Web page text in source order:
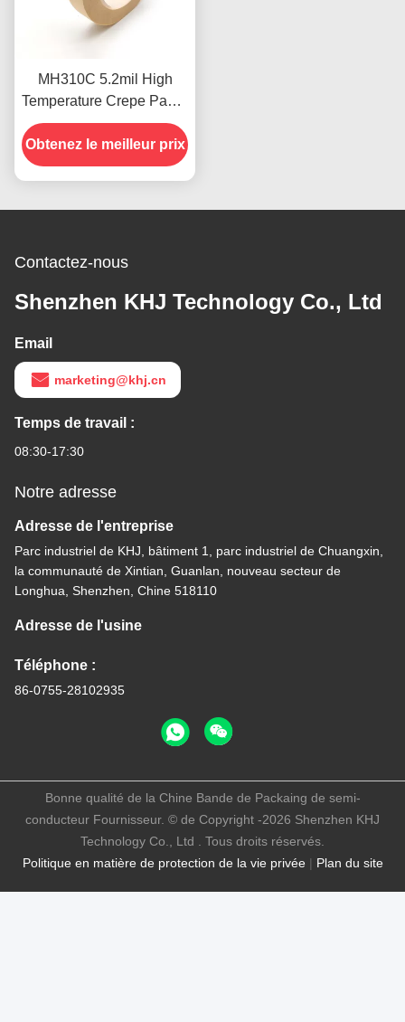
MH310C 5.2mil High
Temperature Crepe Paper
Tape Masking Pour le
procédé de soudure par
ondes
Obtenez le meilleur prix
Contactez-nous
Shenzhen KHJ Technology Co., Ltd
Email
marketing@khj.cn
Temps de travail :
08:30-17:30
Notre adresse
Adresse de l'entreprise
Parc industriel de KHJ, bâtiment 1, parc industriel de Chuangxin,
la communauté de Xintian, Guanlan, nouveau secteur de
Longhua, Shenzhen, Chine 518110
Adresse de l'usine
Téléphone :
86-0755-28102935
Politique en matière de protection de la vie privée| Plan du site
Bonne qualité de la Chine Bande de Packaing de semi-
conducteur Fournisseur. © de Copyright -2026 Shenzhen KHJ
Technology Co., Ltd . Tous droits réservés.